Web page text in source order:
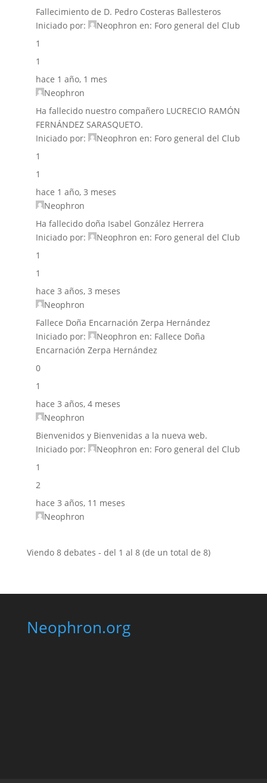
Fallecimiento de D. Pedro Costeras Ballesteros
Iniciado por:
Neophron en: Foro general del Club
1
1
hace 1 año, 1 mes
Neophron
Ha fallecido nuestro compañero LUCRECIO RAMÓN
FERNÁNDEZ SARASQUETO.
Iniciado por:
Neophron en: Foro general del Club
1
1
hace 1 año, 3 meses
Neophron
Ha fallecido doña Isabel González Herrera
Iniciado por:
Neophron en: Foro general del Club
1
1
hace 3 años, 3 meses
Neophron
Fallece Doña Encarnación Zerpa Hernández
Iniciado por:
Neophron en: Fallece Doña
Encarnación Zerpa Hernández
0
1
hace 3 años, 4 meses
Neophron
Bienvenidos y Bienvenidas a la nueva web.
Iniciado por:
Neophron en: Foro general del Club
1
2
hace 3 años, 11 meses
Neophron
Viendo 8 debates - del 1 al 8 (de un total de 8)
Neophron.org